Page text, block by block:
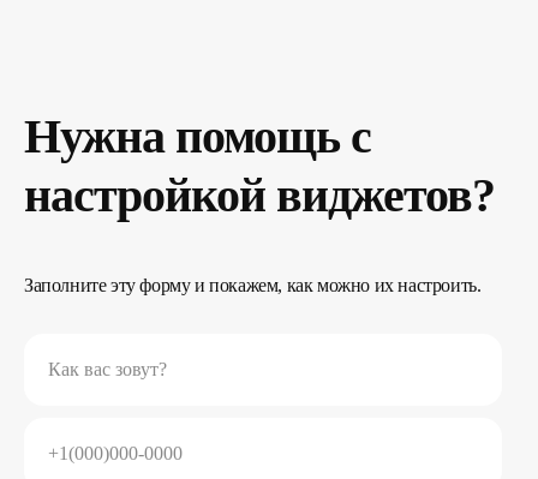
Нужна помощь с
настройкой виджетов?
Заполните эту форму и покажем, как можно их настроить.
Как вас зовут?
+1(000)000-0000